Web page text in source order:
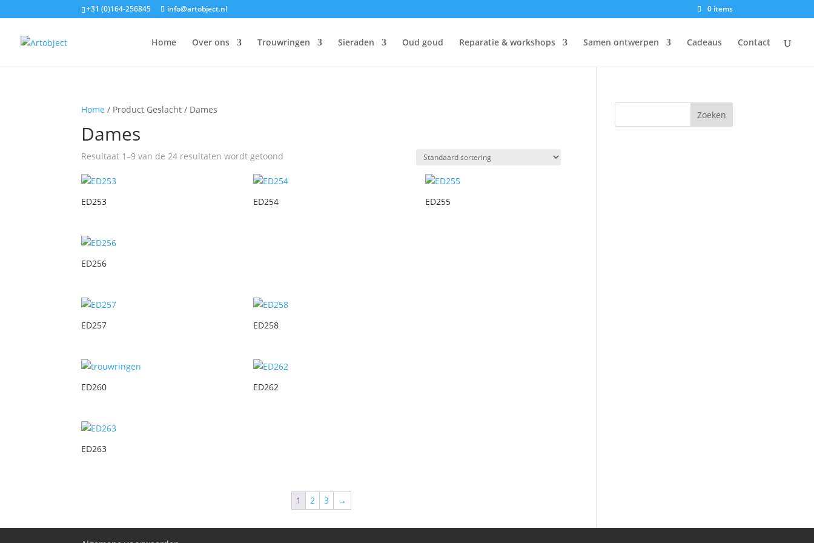
+31 (0)164-256845 info@artobject.nl 0 items
Home Over ons Trouwringen Sieraden Oud goud Reparatie & workshops Samen ontwerpen Cadeaus Contact
Home / Product Geslacht / Dames
Dames
Resultaat 1–9 van de 24 resultaten wordt getoond
ED253 ED254 ED255
ED256
ED257 ED258
ED260 ED262
ED263
1 2 3 →